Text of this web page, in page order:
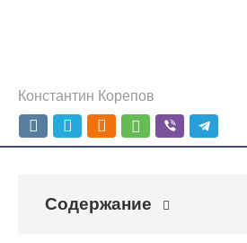
Константин Корепов
Содержание